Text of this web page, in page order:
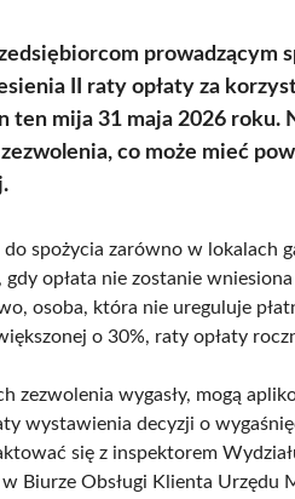
prowadzącym
II raty opłaty za
mija 31 maja 2026 roku.
co może mieć
spożycia zarówno w lokalach
opłata nie zostanie
osoba, która nie ureguluje
o 30%, raty opłaty
zezwolenia wygasły, mogą
wystawienia decyzji o
się z inspektorem
Biurze Obsługi Klienta Urzędu